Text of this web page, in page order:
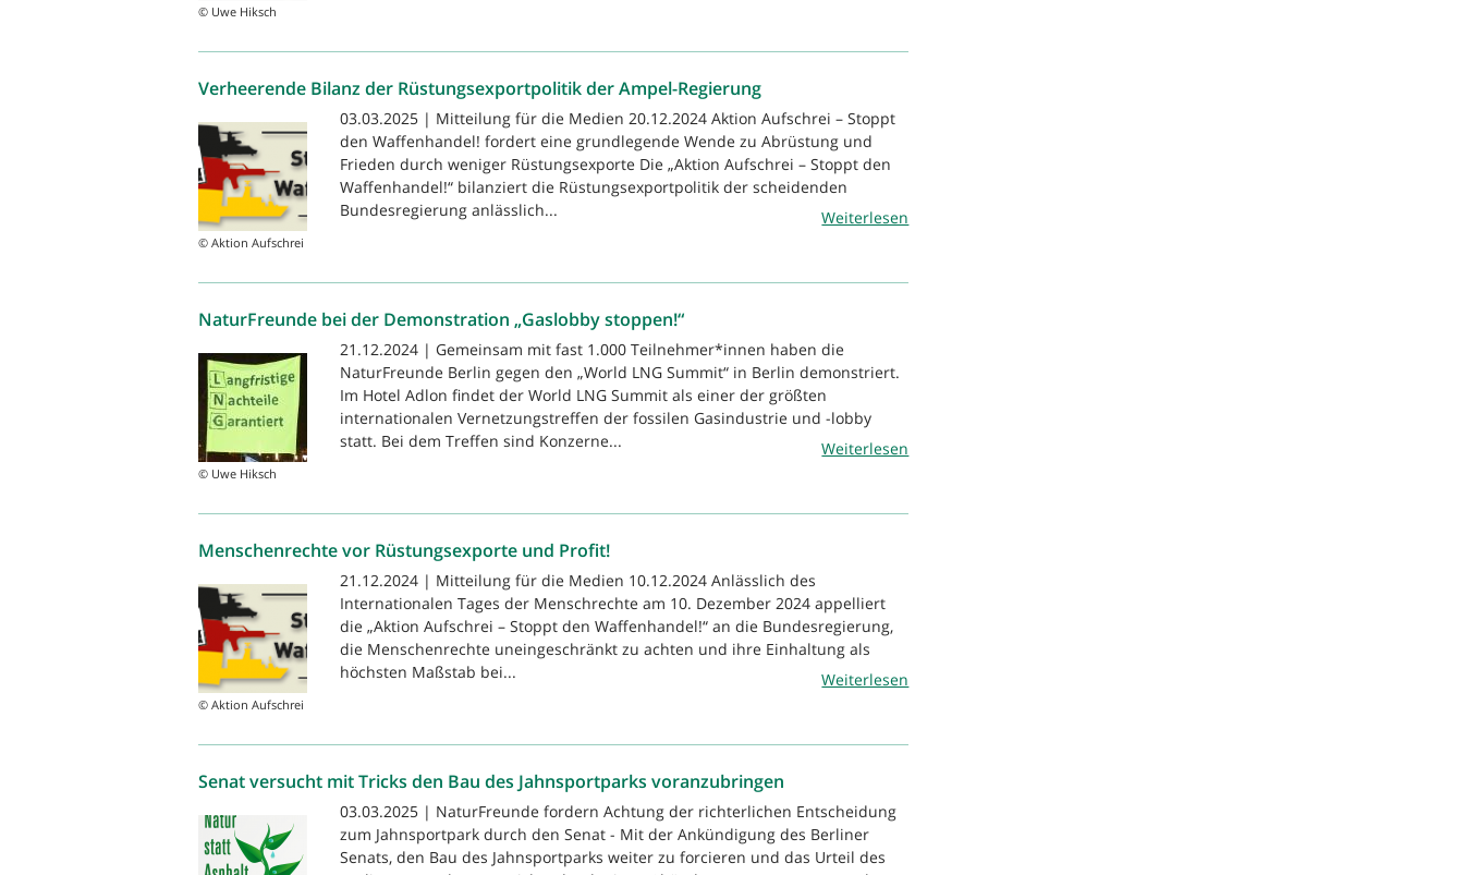
© Uwe Hiksch
Verheerende Bilanz der Rüstungsexportpolitik der Ampel-Regierung
© Aktion Aufschrei
03.03.2025 | Mitteilung für die Medien 20.12.2024 Aktion Aufschrei – Stoppt
den Waffenhandel! fordert eine grundlegende Wende zu Abrüstung und
Frieden durch weniger Rüstungsexporte Die „Aktion Aufschrei – Stoppt den
Waffenhandel!“ bilanziert die Rüstungsexportpolitik der scheidenden
Bundesregierung anlässlich...
Weiterlesen
NaturFreunde bei der Demonstration „Gaslobby stoppen!“
© Uwe Hiksch
21.12.2024 | Gemeinsam mit fast 1.000 Teilnehmer*innen haben die
NaturFreunde Berlin gegen den „World LNG Summit“ in Berlin demonstriert.
Im Hotel Adlon findet der World LNG Summit als einer der größten
internationalen Vernetzungstreffen der fossilen Gasindustrie und -lobby
statt. Bei dem Treffen sind Konzerne...
Weiterlesen
Menschenrechte vor Rüstungsexporte und Profit!
© Aktion Aufschrei
21.12.2024 | Mitteilung für die Medien 10.12.2024 Anlässlich des
Internationalen Tages der Menschrechte am 10. Dezember 2024 appelliert
die „Aktion Aufschrei – Stoppt den Waffenhandel!“ an die Bundesregierung,
die Menschenrechte uneingeschränkt zu achten und ihre Einhaltung als
höchsten Maßstab bei...
Weiterlesen
Senat versucht mit Tricks den Bau des Jahnsportparks voranzubringen
03.03.2025 | NaturFreunde fordern Achtung der richterlichen Entscheidung
zum Jahnsportpark durch den Senat - Mit der Ankündigung des Berliner
Senats, den Bau des Jahnsportparks weiter zu forcieren und das Urteil des